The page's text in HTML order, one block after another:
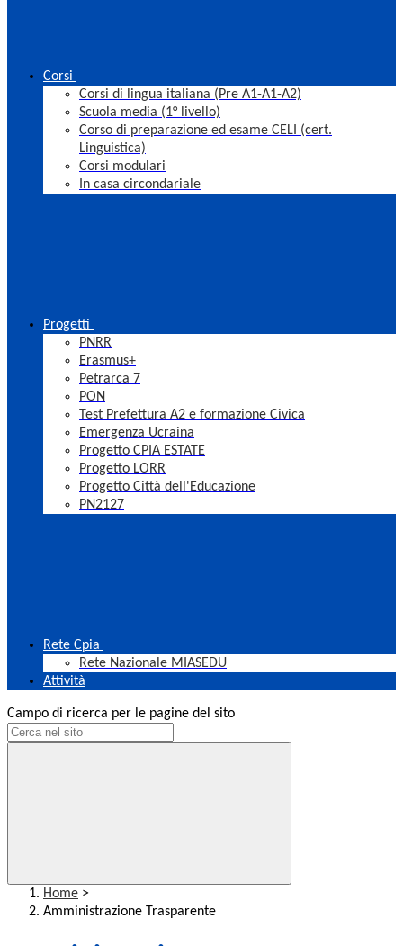
Corsi
Corsi di lingua italiana (Pre A1-A1-A2)
Scuola media (1° livello)
Corso di preparazione ed esame CELI (cert.
Linguistica)
Corsi modulari
In casa circondariale
Progetti
PNRR
Erasmus+
Petrarca 7
PON
Test Prefettura A2 e formazione Civica
Emergenza Ucraina
Progetto CPIA ESTATE
Progetto LORR
Progetto Città dell'Educazione
PN2127
Rete Cpia
Rete Nazionale MIASEDU
Attività
Campo di ricerca per le pagine del sito
Home >
Amministrazione Trasparente